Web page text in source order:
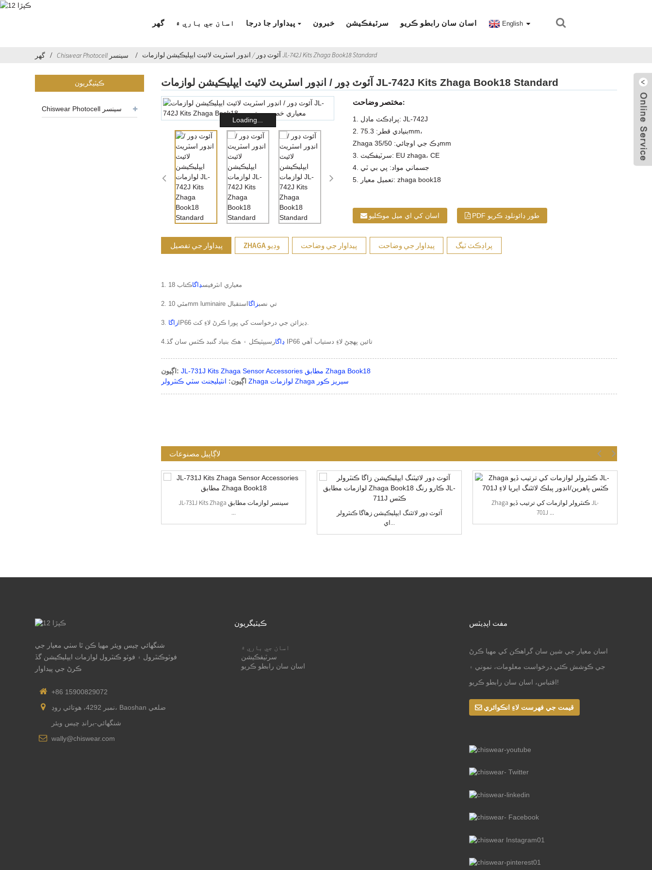
گهر اسان جي باري ۾ پيداوار جا درجا خبرون سرٽيفڪيشن اسان سان رابطو ڪريو English
گهر Chiswear Photocell سينسر آئوٽ ڊور / انڊور اسٽريٽ لائيٽ ايپليڪيشن لوازمات JL-742J Kits Zhaga Book18 Standard
ڪيٽيگريون
Chiswear Photocell سينسر
آئوٽ ڊور / انڊور اسٽريٽ لائيٽ ايپليڪيشن لوازمات JL-742J Kits Zhaga Book18 Standard
Loading...
مختصر وضاحت:
1. پراڊڪٽ ماڊل: JL-742J
2. بنيادي قطر: 75.3mm،
Zhaga ڍڪ جي اوچائي: 35/50mm
3. سرٽيفڪيٽ: EU zhaga، CE
4. جسماني مواد: پي بي ٽي
5. تعميل معيار: zhaga book18
اسان کي اي ميل موڪليو PDF طور ڊائونلوڊ ڪريو
پيداوار جي تفصيل ZHAGA وڊيو پيداوار جي وضاحت پيداوار جي وضاحت پراڊڪٽ ٽيگ
1. معياري انٽرفيسڍاگاڪتاب 18
2. مٿي 10mm luminaire تي نصبزاگا استقبال
3. زاگا IP66 ڊيزائن جي درخواست کي پورا ڪرڻ لاءِ کٽ.
4. ڍاگا رسيپٽيڪل ۽ هڪ بنياد گنبد ڪٽس سان گڏ IP66 تائين پهچڻ لاءِ دستياب آهي
اڳيون:
JL-731J Kits Zhaga Sensor Accessories مطابق Zhaga Book18
اڳيون:
انٽيليجنٽ سٽي ڪنٽرولر Zhaga لوازمات Zhaga سيريز ڪور
لاڳاپيل مصنوعات
JL-731J Kits Zhaga سينسر لوازمات مطابق
...
آئوٽ ڊور لائٽنگ ايپليڪيشن زھاگا ڪنٽرولر
اي...
Zhaga ڪنٽرولر لوازمات کي ترتيب ڏيو JL-
701J ...
شنگھائي چيس ويئر مهيا ڪن ٿا سٺي معيار جي
فوٽوڪنٽرول ۽ فوٽو ڪنٽرول لوازمات ايپليڪيشن گڏ
ڪرڻ جي پيداوار
+86 15900829072
نمبر 4292، هوتائي روڊ، Baoshan ضلعي
شنگھائي-برانڊ چيس ويئر
wally@chiswear.com
ڪيٽيگريون
اسان جي باري ۾
سرٽيفڪيشن
اسان سان رابطو ڪريو
مفت اپڊيٽس
اسان معيار جي شين سان گراهڪن کي مهيا ڪرڻ
جي ڪوشش ڪئي.درخواست معلومات، نموني ۽
اقتباس، اسان سان رابطو ڪريو!
قيمت جي فهرست لاءِ انڪوائري